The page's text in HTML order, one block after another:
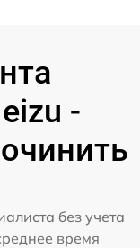
-
без учета
время